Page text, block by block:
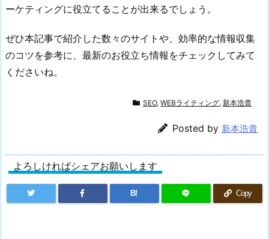
ーケティングに役立てることが出来るでしょう。
ぜひ本記事で紹介した数々のサイトや、効率的な情報収集
のコツを参考に、最新のお役立ち情報をチェックしてみて
くださいね。
SEO, WEBライティング, 新本浩貴
Posted by 新本浩貴
よろしければシェアお願いします
B! Copy